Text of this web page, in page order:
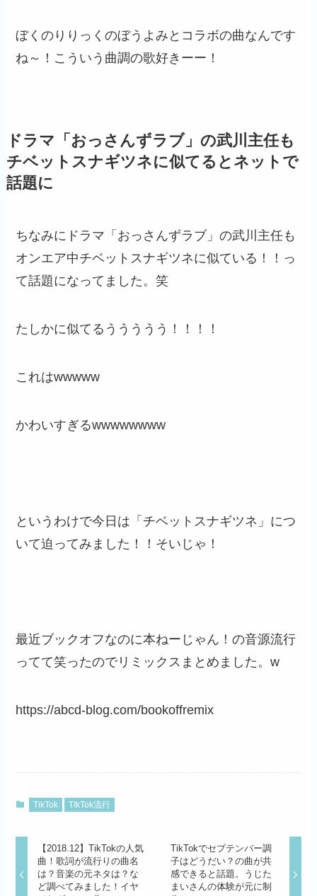
ぼくのりりっくのぼうよみとコラボの曲なんです
ね～！こういう曲調の歌好きーー！
ドラマ「おっさんずラブ」の武川主任も
チベットスナギツネに似てるとネットで
話題に
ちなみにドラマ「おっさんずラブ」の武川主任も
オンエア中チベットスナギツネに似ている！！っ
て話題になってました。笑
たしかに似てるううううう！！！！
これはwwwww
かわいすぎるwwwwwwww
というわけで今日は「チベットスナギツネ」につ
いて迫ってみました！！そいじゃ！
最近ブックオフなのに本ねーじゃん！の音源流行
ってて笑ったのでリミックスまとめました。w
https://abcd-blog.com/bookoffremix
TikTok TIkTok流行
【2018.12】TikTokの人気
曲！歌詞が流行りの曲名
は？音楽の元ネタは？な
ど調べてみました！イヤ
TikTokでセプテンバー調
子はどうだい？の曲が共
感できると話題。うじた
まいさんの体験が元に制